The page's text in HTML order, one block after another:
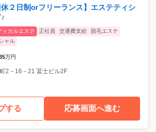
休２日制orフリーランス】エステティシ
ィカルエステ 正社員 交通費支給
脱毛エステ
ャル
万円
2－16－21 冨士ビル2F
する 応募画面へ進む